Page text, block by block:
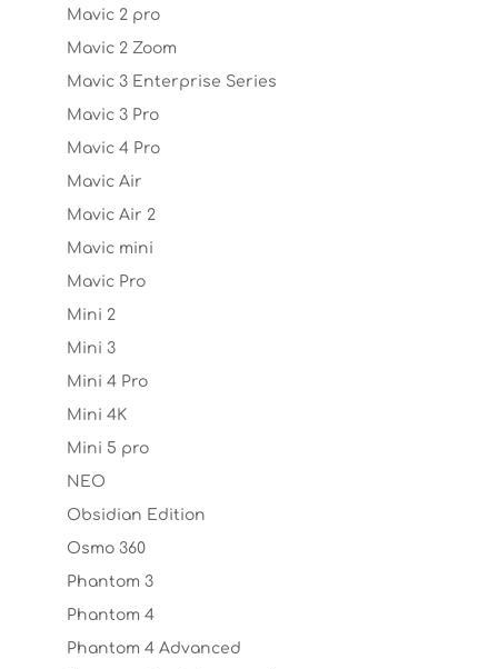
Mavic 2 pro
Mavic 2 Zoom
Mavic 3 Enterprise Series
Mavic 3 Pro
Mavic 4 Pro
Mavic Air
Mavic Air 2
Mavic mini
Mavic Pro
Mini 2
Mini 3
Mini 4 Pro
Mini 4K
Mini 5 pro
NEO
Obsidian Edition
Osmo 360
Phantom 3
Phantom 4
Phantom 4 Advanced